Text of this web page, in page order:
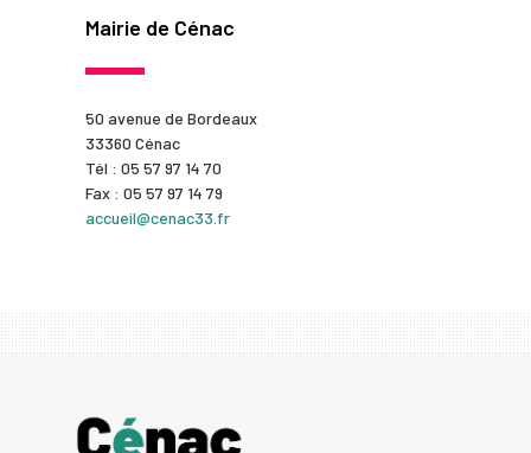
Mairie de Cénac
50 avenue de Bordeaux
33360 Cénac
Tél : 05 57 97 14 70
Fax : 05 57 97 14 79
accueil@cenac33.fr